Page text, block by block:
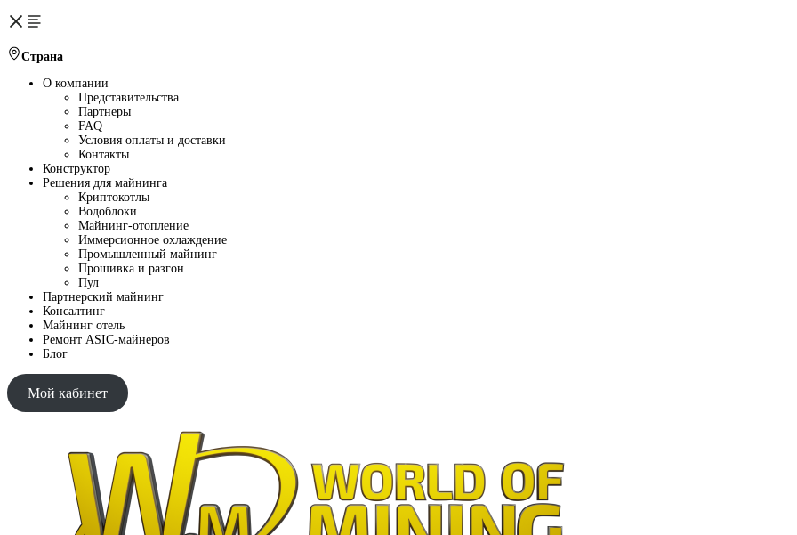
Страна
О компании
Представительства
Партнеры
FAQ
Условия оплаты и доставки
Контакты
Конструктор
Решения для майнинга
Криптокотлы
Водоблоки
Майнинг-отопление
Иммерсионное охлаждение
Промышленный майнинг
Прошивка и разгон
Пул
Партнерский майнинг
Консалтинг
Майнинг отель
Ремонт ASIC-майнеров
Блог
Мой кабинет